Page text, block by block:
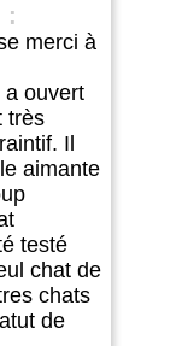
:
merci à
a ouvert
très
Il
aimante
testé
chat de
chats
de